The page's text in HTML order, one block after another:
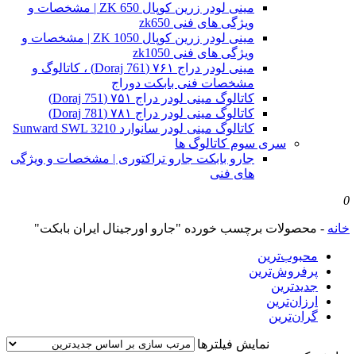
مینی لودر زرین کوپال ZK 650 | مشخصات و
ویژگی های فنی zk650
مینی لودر زرین کوپال ZK 1050 | مشخصات و
ویژگی های فنی zk1050
مینی لودر دراج ۷۶۱ (Doraj 761) ، کاتالوگ و
مشخصات فنی بابکت دوراج
کاتالوگ مینی لودر دراج ۷۵۱ (Doraj 751)
کاتالوگ مینی لودر دراج ۷۸۱ (Doraj 781)
کاتالوگ مینی لودر سانوارد Sunward SWL 3210
سری سوم کاتالوگ ها
جارو بابکت جارو تراکتوری | مشخصات و ویژگی
های فنی
0
خانه - محصولات برچسب خورده "جارو اورجینال ایران بابکت"
محبوب‌ترین
پرفروش‌ترین
جدیدترین
ارزان‌ترین
گران‌ترین
نمایش فیلترها